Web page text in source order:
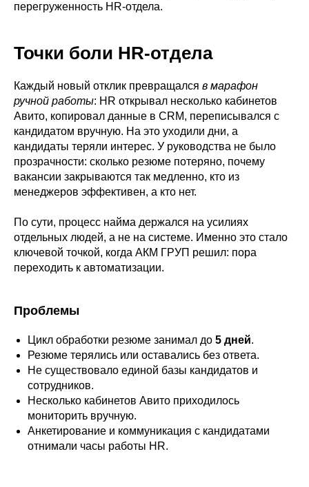
перегруженность HR-отдела.
Точки боли HR-отдела
Каждый новый отклик превращался в марафон
ручной работы: HR открывал несколько кабинетов
Авито, копировал данные в CRM, переписывался с
кандидатом вручную. На это уходили дни, а
кандидаты теряли интерес. У руководства не было
прозрачности: сколько резюме потеряно, почему
вакансии закрываются так медленно, кто из
менеджеров эффективен, а кто нет.
По сути, процесс найма держался на усилиях
отдельных людей, а не на системе. Именно это стало
ключевой точкой, когда АКМ ГРУП решил: пора
переходить к автоматизации.
Проблемы
Цикл обработки резюме занимал до 5 дней.
Резюме терялись или оставались без ответа.
Не существовало единой базы кандидатов и
сотрудников.
Несколько кабинетов Авито приходилось
мониторить вручную.
Анкетирование и коммуникация с кандидатами
отнимали часы работы HR.